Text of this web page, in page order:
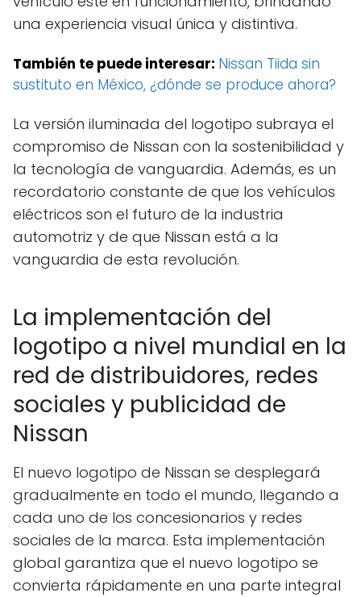
una experiencia visual única y distintiva.
También te puede interesar: Nissan Tiida sin
sustituto en México, ¿dónde se produce ahora?
La versión iluminada del logotipo subraya el
compromiso de Nissan con la sostenibilidad y
la tecnología de vanguardia. Además, es un
recordatorio constante de que los vehículos
eléctricos son el futuro de la industria
automotriz y de que Nissan está a la
vanguardia de esta revolución.
La implementación del
logotipo a nivel mundial en la
red de distribuidores, redes
sociales y publicidad de
Nissan
El nuevo logotipo de Nissan se desplegará
gradualmente en todo el mundo, llegando a
cada uno de los concesionarios y redes
sociales de la marca. Esta implementación
global garantiza que el nuevo logotipo se
convierta rápidamente en una parte integral